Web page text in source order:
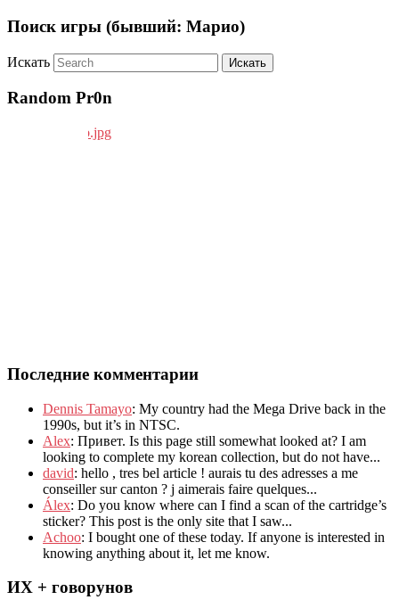
Поиск игры (бывший: Марио)
Искать
Random Pr0n
Последние комментарии
Dennis Tamayo: My country had the Mega Drive back in the
1990s, but it’s in NTSC.
Alex: Привет. Is this page still somewhat looked at? I am
looking to complete my korean collection, but do not have...
david: hello , tres bel article ! aurais tu des adresses a me
conseiller sur canton ? j aimerais faire quelques...
Álex: Do you know where can I find a scan of the cartridge’s
sticker? This post is the only site that I saw...
Achoo: I bought one of these today. If anyone is interested in
knowing anything about it, let me know.
ИХ + говорунов